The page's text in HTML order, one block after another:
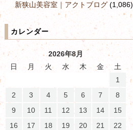
新狭山美容室｜アクトブログ(1,086)
カレンダー
2026年8月
日
月 火 水 木 金
土
1
2
3 4 5 6 7
8
9
10 11 12 13 14
15
16
17 18 19 20 21
22